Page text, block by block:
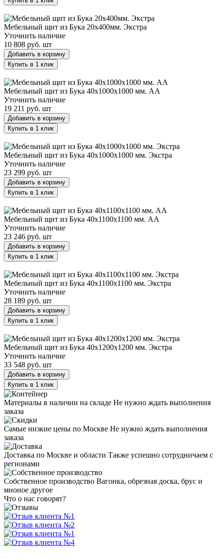
Мебельный щит из Бука 20х400мм. Экстра
Уточнить наличие
10 808 руб. шт
Добавить в корзину
Купить в 1 клик
Мебельный щит из Бука 40х1000х1000 мм. AA
Уточнить наличие
19 211 руб. шт
Добавить в корзину
Купить в 1 клик
Мебельный щит из Бука 40х1000х1000 мм. Экстра
Уточнить наличие
23 299 руб. шт
Добавить в корзину
Купить в 1 клик
Мебельный щит из Бука 40х1100х1100 мм. AA
Уточнить наличие
23 246 руб. шт
Добавить в корзину
Купить в 1 клик
Мебельный щит из Бука 40х1100х1100 мм. Экстра
Уточнить наличие
28 189 руб. шт
Добавить в корзину
Купить в 1 клик
Мебельный щит из Бука 40х1200х1200 мм. Экстра
Уточнить наличие
33 548 руб. шт
Добавить в корзину
Купить в 1 клик
Материалы в наличии на складе Не нужно ждать выполнения
заказа
Самые низкие цены по Москве Не нужно ждать выполнения
заказа
Доставка по Москве и области Также успешно сотрудничаем с
регионами
Собственное производство Вагонка, обрезная доска, брус и
мноное другое
Что о нас говорят?